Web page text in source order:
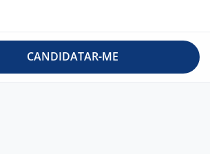
CANDIDATAR-ME